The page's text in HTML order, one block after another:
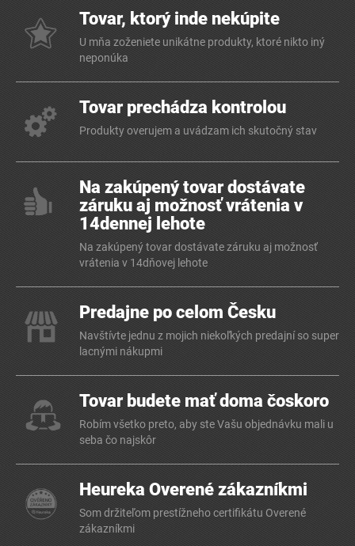
Tovar, ktorý inde nekúpite
U mňa zoženiete unikátne produkty, ktoré nikto iný
neponúka
Tovar prechádza kontrolou
Produkty overujem a uvádzam ich skutočný stav
Na zakúpený tovar dostávate
záruku aj možnosť vrátenia v
14dennej lehote
Na zakúpený tovar dostávate záruku aj možnosť
vrátenia v 14dňovej lehote
Predajne po celom Česku
Navštívte jednu z mojich niekoľkých predajní so super
lacnými nákupmi
Tovar budete mať doma čoskoro
Robím všetko preto, aby ste Vašu objednávku mali u
seba čo najskôr
Heureka Overené zákazníkmi
Som držiteľom prestížneho certifikátu Overené
zákazníkmi